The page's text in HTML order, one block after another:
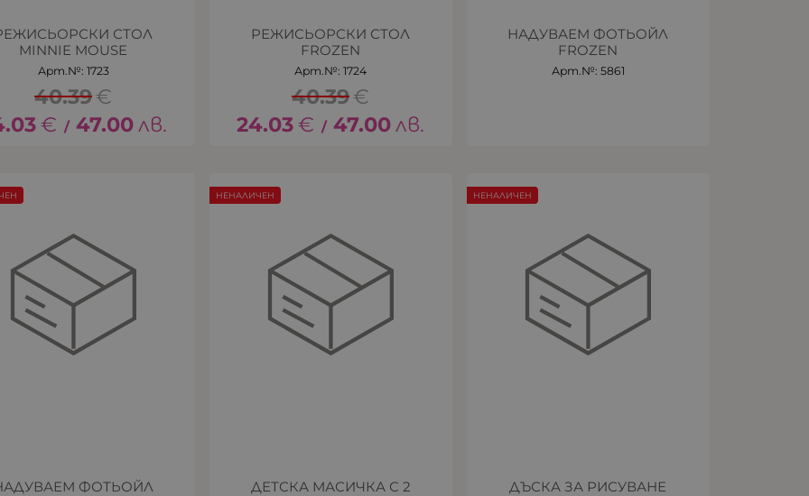
СТОЛ
MINNIE MOUSE
Арт.№: 1723
40.39€
€ / 47.00лв.
РЕЖИСЬОРСКИ СТОЛ
FROZEN
Арт.№: 1724
40.39€
24.03€ / 47.00лв.
НАДУВАЕМ ФОТЬОЙЛ
FROZEN
Арт.№: 5861
ФОТЬОЙЛ
ДЕТСКА МАСИЧКА С 2
НЕНАЛИЧЕН
ДЪСКА ЗА РИСУВАНЕ
НЕНАЛИЧЕН